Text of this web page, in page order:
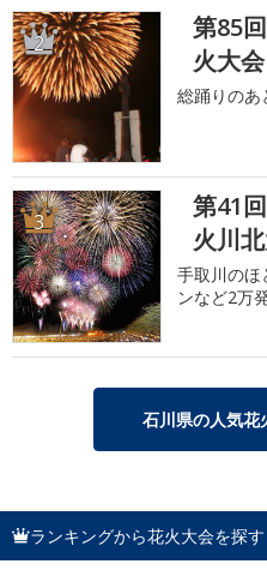
2
第85
火大会
総踊りのあ
3
第41
火川北
手取川のほ
ンなど2万
石川県の人気花
ランキングから花火大会を探す